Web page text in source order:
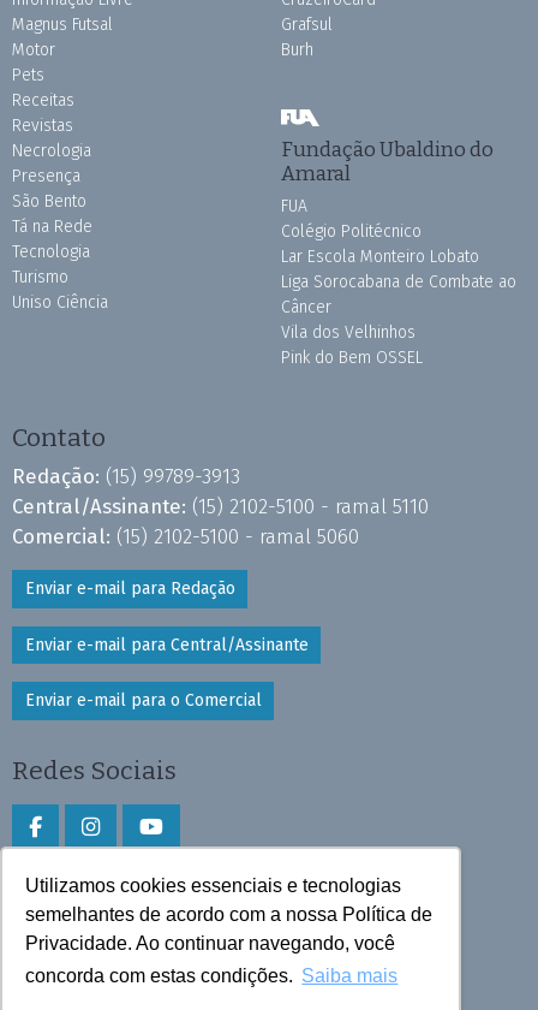
Utilizamos cookies essenciais e tecnologias
semelhantes de acordo com a nossa Política de
Privacidade. Ao continuar navegando, você
concorda com estas condições. Saiba mais
Magnus Futsal
Motor
Pets
Receitas
Revistas
Necrologia
Presença
São Bento
Tá na Rede
Tecnologia
Turismo
Uniso Ciência
Grafsul
Burh
Fundação Ubaldino do
Amaral
FUA
Colégio Politécnico
Lar Escola Monteiro Lobato
Liga Sorocabana de Combate ao
Câncer
Vila dos Velhinhos
Pink do Bem OSSEL
Contato
Redação: (15) 99789-3913
Central/Assinante: (15) 2102-5100 - ramal 5110
Comercial: (15) 2102-5100 - ramal 5060
Enviar e-mail para Redação
Enviar e-mail para Central/Assinante
Enviar e-mail para o Comercial
Redes Sociais
Faça download do aplicativo
Play Store e App Store